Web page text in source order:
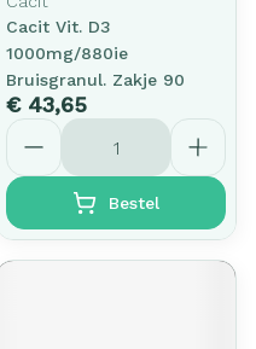
Cacit Vit. D3
1000mg/880ie
Bruisgranul. Zakje 90
€ 43,65
Aantal
Bestel